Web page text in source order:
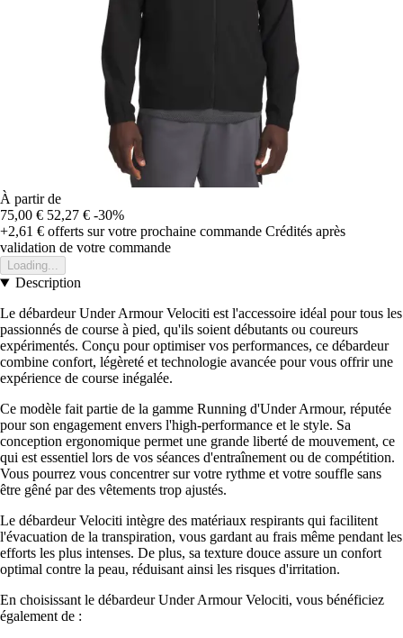
À partir de
75,00 € 52,27 € -30%
+2,61 € offerts sur votre prochaine commande Crédités après
validation de votre commande
Loading...
Description
Le débardeur Under Armour Velociti est l'accessoire idéal pour tous les
passionnés de course à pied, qu'ils soient débutants ou coureurs
expérimentés. Conçu pour optimiser vos performances, ce débardeur
combine confort, légèreté et technologie avancée pour vous offrir une
expérience de course inégalée.
Ce modèle fait partie de la gamme Running d'Under Armour, réputée
pour son engagement envers l'high-performance et le style. Sa
conception ergonomique permet une grande liberté de mouvement, ce
qui est essentiel lors de vos séances d'entraînement ou de compétition.
Vous pourrez vous concentrer sur votre rythme et votre souffle sans
être gêné par des vêtements trop ajustés.
Le débardeur Velociti intègre des matériaux respirants qui facilitent
l'évacuation de la transpiration, vous gardant au frais même pendant les
efforts les plus intenses. De plus, sa texture douce assure un confort
optimal contre la peau, réduisant ainsi les risques d'irritation.
En choisissant le débardeur Under Armour Velociti, vous bénéficiez
également de :